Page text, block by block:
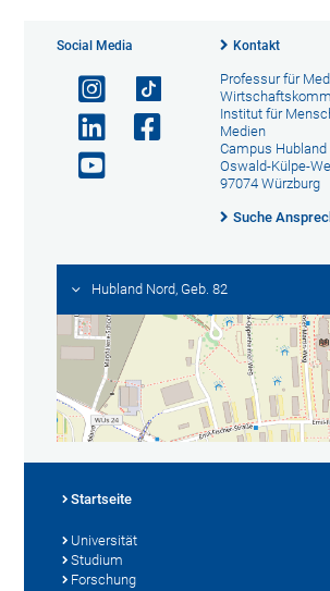
Social Media Kontakt
Professur für
Institut für
Medien
Campus Hubland
Oswald-Külpe-
97074 Würzburg
Suche
Hubland Nord, Geb. 82
Startseite
Universität
Studium
Forschung